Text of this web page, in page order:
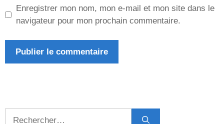
Enregistrer mon nom, mon e-mail et mon site dans le
navigateur pour mon prochain commentaire.